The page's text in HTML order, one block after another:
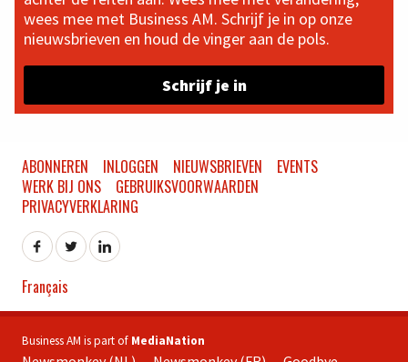
wees mee met Business AM. Schrijf je in op onze
nieuwsbrieven en houd de vinger aan de pols.
Schrijf je in
ABONNEREN INLOGGEN NIEUWSBRIEVEN
EVENTS
WERK BIJ ONS
GEBRUIKSVOORWAARDEN
PRIVACYVERKLARING
Français
Business AM is part of MediaNation